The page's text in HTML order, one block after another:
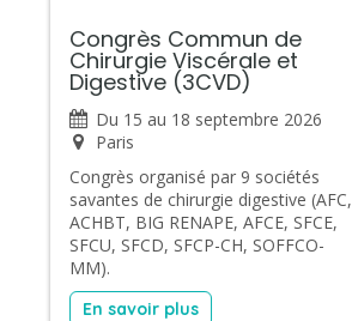
Congrès Commun de
Chirurgie Viscérale et
Digestive (3CVD)
Du 15 au 18 septembre 2026
Paris
Congrès organisé par 9 sociétés
savantes de chirurgie digestive (AFC,
ACHBT, BIG RENAPE, AFCE, SFCE,
SFCU, SFCD, SFCP-CH, SOFFCO-
MM).
En savoir plus